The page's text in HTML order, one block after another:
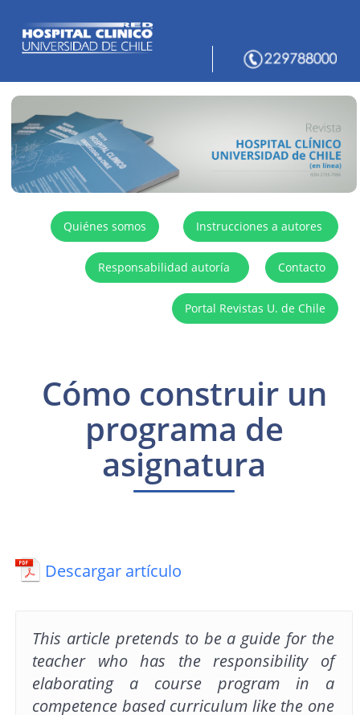
Quiénes somos Instrucciones a autores
Responsabilidad autoría Contacto
Portal Revistas U. de Chile
Cómo construir un
programa de
asignatura
Descargar artículo
This article pretends to be a guide for the
teacher who has the responsibility of
elaborating a course program in a
competence based curriculum like the one